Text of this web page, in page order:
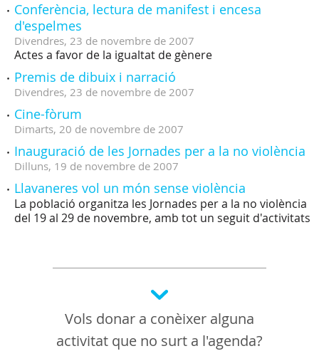
Conferència, lectura de manifest i encesa
d'espelmes
Divendres, 23 de novembre de 2007
Actes a favor de la igualtat de gènere
Premis de dibuix i narració
Divendres, 23 de novembre de 2007
Cine-fòrum
Dimarts, 20 de novembre de 2007
Inauguració de les Jornades per a la no violència
Dilluns, 19 de novembre de 2007
Llavaneres vol un món sense violència
La població organitza les Jornades per a la no violència
del 19 al 29 de novembre, amb tot un seguit d'activitats
Vols donar a conèixer alguna
activitat que no surt a l'agenda?